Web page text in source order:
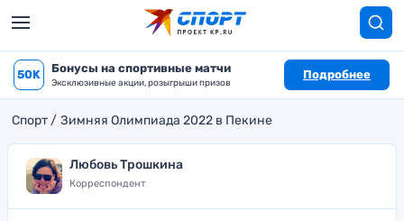
50K Бонусы на спортивные матчи
Эксклюзивные акции, розыгрыши призов
Подробнее
Спорт Зимняя Олимпиада 2022 в Пекине
Любовь Трошкина
Корреспондент